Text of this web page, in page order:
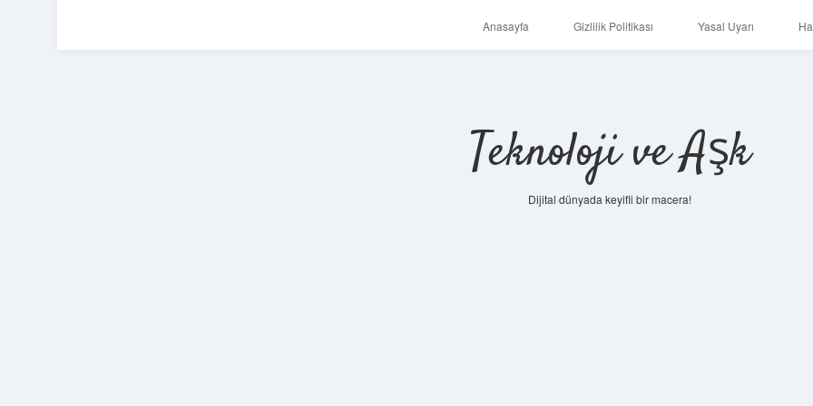
Anasayfa Gizlilik Politikası Yasal Uyarı
Teknoloji ve Aşk
Dijital dünyada keyifli bir macera!